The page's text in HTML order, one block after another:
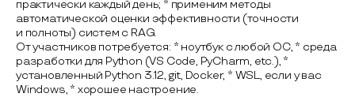
практически каждый день; * применим методы
автоматической оценки эффективности (точности
и полноты) систем с RAG.
От участников потребуется: * ноутбук с любой ОС, * среда
разработки для Python (VS Code, PyCharm, etc.), *
установленный Python 3.12, git, Docker, * WSL, если у вас
Windows, * хорошее настроение.